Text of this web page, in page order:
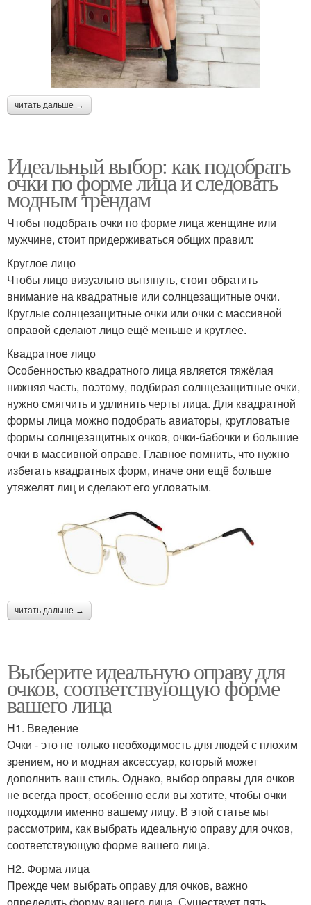
читать дальше →
Идеальный выбор: как подобрать
очки по форме лица и следовать
модным трендам
Чтобы подобрать очки по форме лица женщине или
мужчине, стоит придерживаться общих правил:
Круглое лицо
Чтобы лицо визуально вытянуть, стоит обратить
внимание на квадратные или солнцезащитные очки.
Круглые солнцезащитные очки или очки с массивной
оправой сделают лицо ещё меньше и круглее.
Квадратное лицо
Особенностью квадратного лица является тяжёлая
нижняя часть, поэтому, подбирая солнцезащитные очки,
нужно смягчить и удлинить черты лица. Для квадратной
формы лица можно подобрать авиаторы, кругловатые
формы солнцезащитных очков, очки-бабочки и большие
очки в массивной оправе. Главное помнить, что нужно
избегать квадратных форм, иначе они ещё больше
утяжелят лиц и сделают его угловатым.
читать дальше →
Выберите идеальную оправу для
очков, соответствующую форме
вашего лица
H1. Введение
Очки - это не только необходимость для людей с плохим
зрением, но и модная аксессуар, который может
дополнить ваш стиль. Однако, выбор оправы для очков
не всегда прост, особенно если вы хотите, чтобы очки
подходили именно вашему лицу. В этой статье мы
рассмотрим, как выбрать идеальную оправу для очков,
соответствующую форме вашего лица.
H2. Форма лица
Прежде чем выбрать оправу для очков, важно
определить форму вашего лица. Существует пять